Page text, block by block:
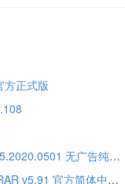
方正式版
优启通U盘启动制作工具_优启通 EsayU v3.5.2020.0501 无广告纯净版
解压缩软件WinRAR v5.91正式版下载_WinRAR v5.91 官方简体中文正式版